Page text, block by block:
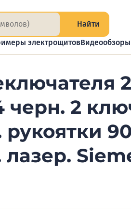
Найти
электрощитовВидеообзоры
черн. 2